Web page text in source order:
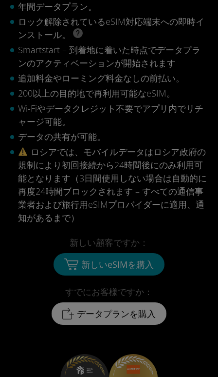
年間データプラン。
ロック解除されているeSIM対応端末への即時イ
ンストール。
Smartstart – 到着地に着いた時点でデータプラ
ンのアクティベーションが開始されます
追加料金やローミング料金なしの前払い。
200以上の目的地で再利用可能なeSIM。
Wi-Fiやデータクレジット不要でアプリ内でリチ
ャージ可能。
データの共有が可能。
ロシアでは、モバイルデータはロシア政府の
規制により初回接続から24時間後にのみ利用可
能となります（3日間使用しない場合は自動的に
再度24時間ブロックされます – すべての通信事
業者および旅行用eSIMプロバイダーに適用、通
知があるまで）
すでにお客様ですか：
データプランを購入
新しい顧客ですか：
新しいeSIMを購入